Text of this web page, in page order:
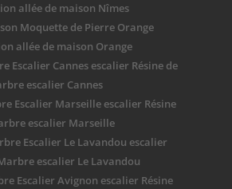
allée de maison Nîmes
Moquette de Pierre Orange
allée de maison Orange
Escalier Cannes escalier Résine de
escalier Cannes
Escalier Marseille escalier Résine
escalier Marseille
Escalier Le Lavandou escalier
escalier Le Lavandou
Escalier Avignon escalier Résine